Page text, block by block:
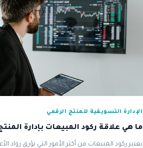
الإدارة التسويقية للمنتج الرقمي
ما هي علاقة ركود المبيعات بإدارة
يعتبر ركود المبيعات من أكثر الأمور التي تؤرق رواد